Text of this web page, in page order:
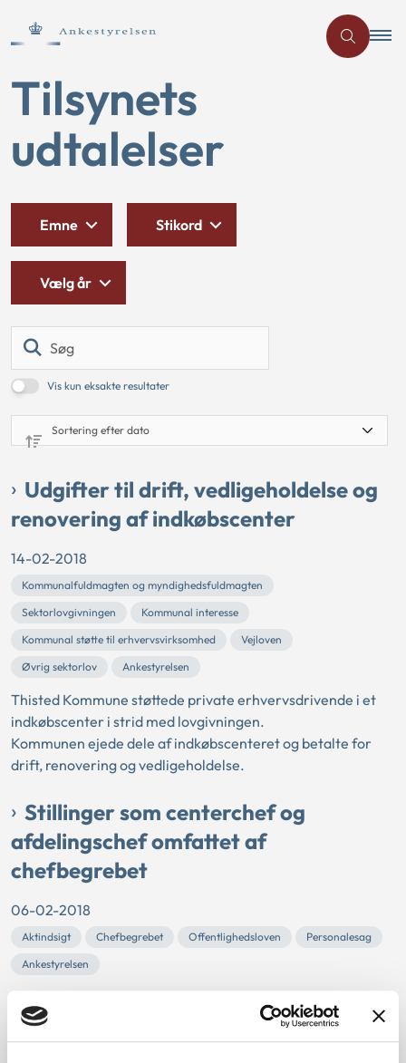
Tilsynets
udtalelser
Vis kun eksakte resultater
Emne Stikord
Vælg år
Udgifter til drift, vedligeholdelse og
renovering af indkøbscenter
14-02-2018
Kommunalfuldmagten og myndighedsfuldmagten
Sektorlovgivningen
Kommunal interesse
Kommunal støtte til erhvervsvirksomhed
Vejloven
Øvrig sektorlov
Ankestyrelsen
Thisted Kommune støttede private erhvervsdrivende i et
indkøbscenter i strid med lovgivningen.
Kommunen ejede dele af indkøbscenteret og betalte for
drift, renovering og vedligeholdelse.
Stillinger som centerchef og
afdelingschef omfattet af
chefbegrebet
06-02-2018
Aktindsigt Chefbegrebet Offentlighedsloven
Personalesag
Ankestyrelsen
eventuelle disciplinære reaktioner over for en centerchef
og en afdelingsleder fra aktindsigt. Kommunen havde